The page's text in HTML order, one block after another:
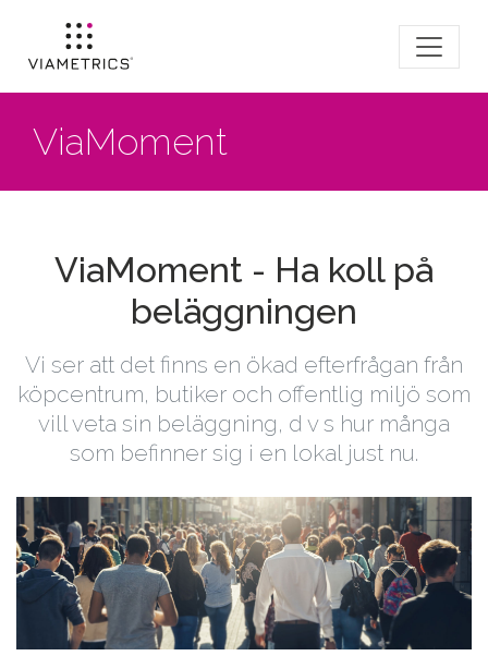
ViaMoment
ViaMoment - Ha koll på
beläggningen
Vi ser att det finns en ökad efterfrågan från
köpcentrum, butiker och offentlig miljö som
vill veta sin beläggning, d v s hur många
som befinner sig i en lokal just nu.